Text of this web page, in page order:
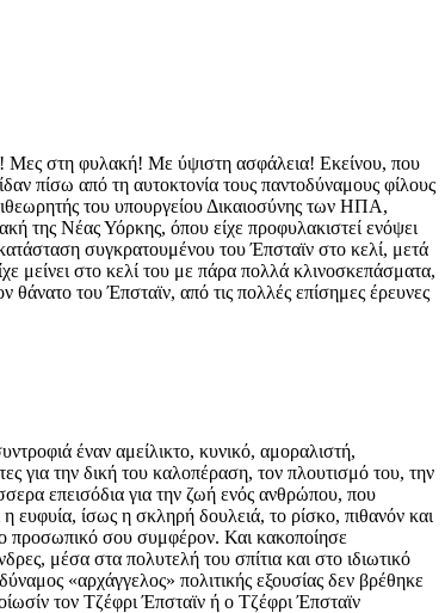
Μες στη φυλακή! Με ύψιστη ασφάλεια! Εκείνου, που
πίσω από τη αυτοκτονία τους παντοδύναμους φίλους
του υπουργείου Δικαιοσύνης των ΗΠΑ,
της Νέας Υόρκης, όπου είχε προφυλακιστεί ενόψει
συγκρατουμένου του Έπσταϊν στο κελί, μετά
μείνει στο κελί του με πάρα πολλά κλινοσκεπάσματα,
θάνατο του Έπσταϊν, από τις πολλές επίσημες έρευνες
έναν αμείλικτο, κυνικό, αμοραλιστή,
για την δική του καλοπέραση, τον πλουτισμό του, την
επεισόδια για την ζωή ενός ανθρώπου, που
ευφυία, ίσως η σκληρή δουλειά, το ρίσκο, πιθανόν και
προσωπικό σου συμφέρον. Και κακοποίησε
μέσα στα πολυτελή του σπίτια και στο ιδιωτικό
«αρχάγγελος» πολιτικής εξουσίας δεν βρέθηκε
τον Τζέφρι Έπσταϊν ή ο Τζέφρι Έπσταϊν